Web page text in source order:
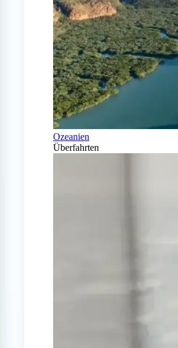
Ozeanien
Überfahrten